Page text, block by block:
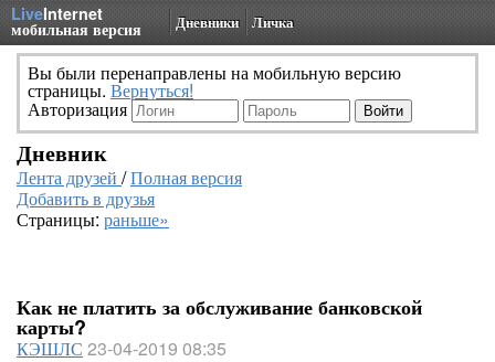
LiveInternet
мобильная версия Дневники Личка
Вы были перенаправлены на мобильную версию
страницы. Вернуться!
Авторизация
Дневник
Лента друзей /Полная версия
Добавить в друзья
Страницы: раньше»
Как не платить за обслуживание банковской
карты?
КЭШЛС 23-04-2019 08:35